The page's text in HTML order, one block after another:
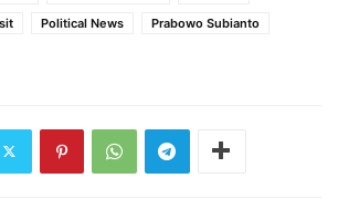
Political News
Prabowo Subianto